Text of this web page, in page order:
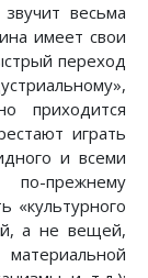
весьма
имеет свои
переход
приходится
играть
и всеми
прежнему
«культурного
а не вещей,